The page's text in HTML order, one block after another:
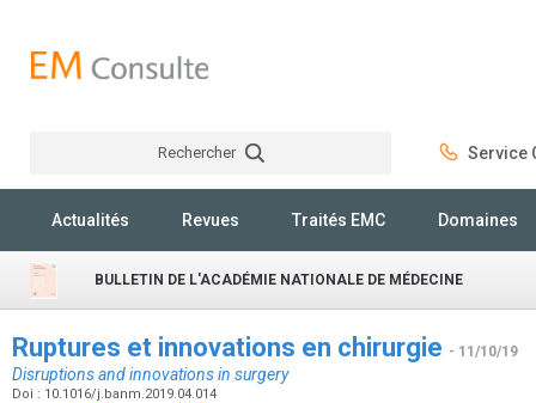
Rechercher Service
Actualités Revues Traités EMC Domaines
BULLETIN DE L'ACADÉMIE NATIONALE DE MÉDECINE
Ruptures et innovations en chirurgie - 11/10/19
Disruptions and innovations in surgery
Doi : 10.1016/j.banm.2019.04.014